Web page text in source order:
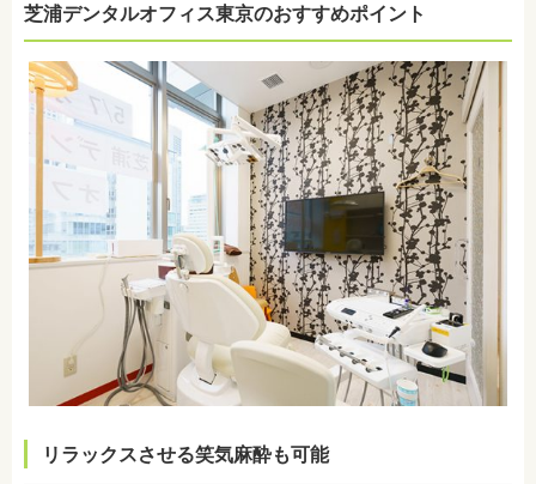
芝浦デンタルオフィス東京のおすすめポイント
リラックスさせる笑気麻酔も可能